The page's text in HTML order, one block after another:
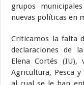
grupos
nuevas políticas en
Criticamos la falta
declaraciones de
Elena Cortés
Agricultura, Pesca